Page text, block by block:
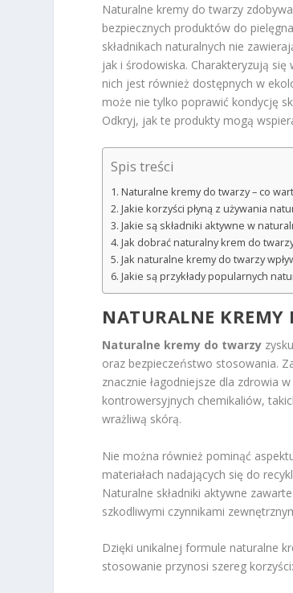
Naturalne kremy do twarzy
bezpiecznych produktów do
składnikach naturalnych nie
jak i środowiska. Charakteryzują
nich jest również dostępnych w
może nie tylko poprawić kondycję
Odkryj, jak te produkty mogą
Spis treści
Naturalne kremy do twarzy – co
Jakie korzyści płyną z używania
Jakie są składniki aktywne w
Jak dobrać naturalny krem do
Jak naturalne kremy do twarzy
Jakie są przykłady popularnych
NATURALNE KREMY
Naturalne kremy do twarzy
oraz bezpieczeństwo stosowania.
znacznie łagodniejsze dla zdrowia
kontrowersyjnych chemikaliów,
wrażliwą skórą.
Nie można również pominąć
materiałach nadających się do
Naturalne składniki aktywne
szkodliwymi czynnikami
Dzięki unikalnej formule naturalne
stosowanie przynosi szereg korzyści: